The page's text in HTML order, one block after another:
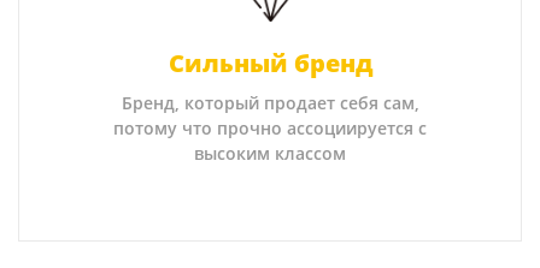
Сильный бренд
Бренд, который продает себя сам,
потому что прочно ассоциируется с
высоким классом